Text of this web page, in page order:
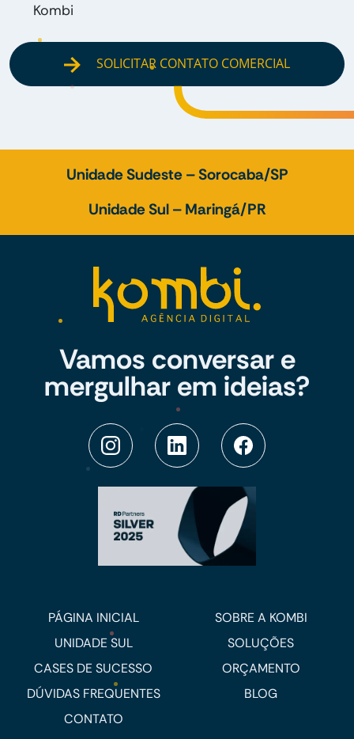
Kombi
SOLICITAR CONTATO COMERCIAL
Unidade Sudeste – Sorocaba/SP
Unidade Sul – Maringá/PR
Vamos conversar e
mergulhar em ideias?
PÁGINA INICIAL
SOBRE A KOMBI
UNIDADE SUL
SOLUÇÕES
CASES DE SUCESSO
ORÇAMENTO
DÚVIDAS FREQUENTES
BLOG
CONTATO